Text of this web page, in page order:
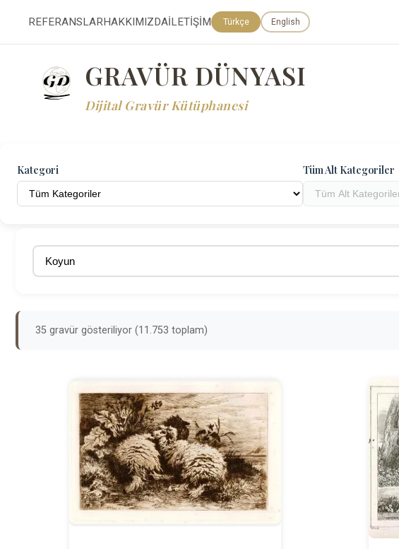
REFERANSLARHAKKIMIZDAİLETİŞİM Türkçe English
GRAVÜR DÜNYASI
Dijital Gravür Kütüphanesi
Kategori Tüm Alt Kategoriler
35 gravür gösteriliyor (11.753 toplam)